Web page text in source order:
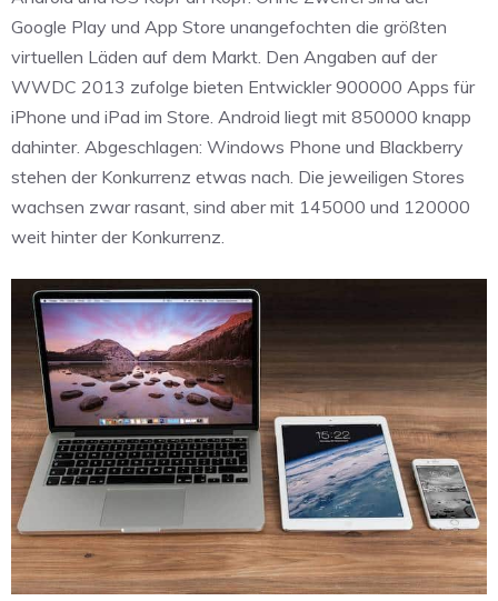
Google Play und App Store unangefochten die größten
virtuellen Läden auf dem Markt. Den Angaben auf der
WWDC 2013 zufolge bieten Entwickler 900000 Apps für
iPhone und iPad im Store. Android liegt mit 850000 knapp
dahinter. Abgeschlagen: Windows Phone und Blackberry
stehen der Konkurrenz etwas nach. Die jeweiligen Stores
wachsen zwar rasant, sind aber mit 145000 und 120000
weit hinter der Konkurrenz.